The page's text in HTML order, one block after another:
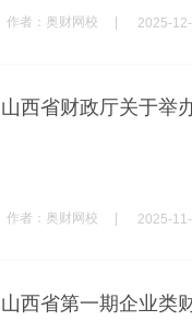
作者： 奥财网校 | 2025-
山西省财政厅关于举
作者： 奥财网校 | 2025-
山西省第一期企业类